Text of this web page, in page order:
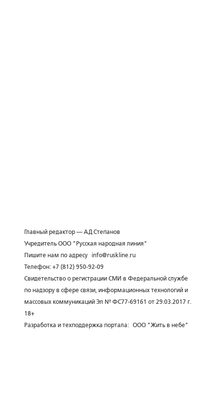
Главный редактор — А.Д.Степанов
Учредитель ООО "Русская народная линия"
Пишите нам по адресу
info@ruskline.ru
Телефон: +7 (812) 950-92-09
Свидетельство о регистрации СМИ в Федеральной службе
по надзору в сфере связи, информационных технологий и
массовых коммуникаций Эл № ФС77-69161 от 29.03.2017 г.
18+
Разработка и техподдержка портала: ООО "Жить в небе"